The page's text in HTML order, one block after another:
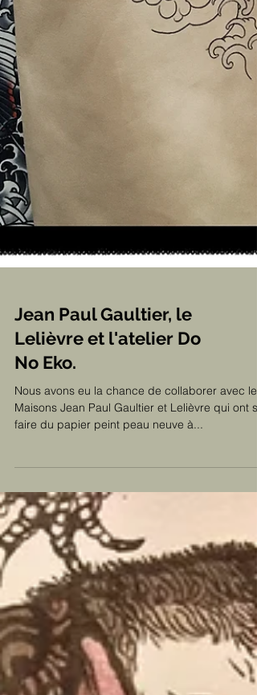
Lelièvre et l'atelier Do
No Eko.
Nous avons eu la chance de collaborer avec les
Maisons Jean Paul Gaultier et Lelièvre qui ont su
faire du papier peint peau neuve à...